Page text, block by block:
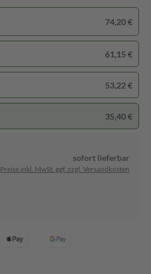
74,20 €
61,15 €
53,22 €
35,40 €
sofort lieferbar
Preise inkl. MwSt. ggf. zzgl. Versandkosten